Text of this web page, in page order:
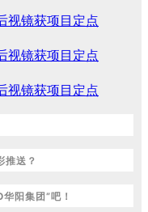
推送？
阳集团”吧！